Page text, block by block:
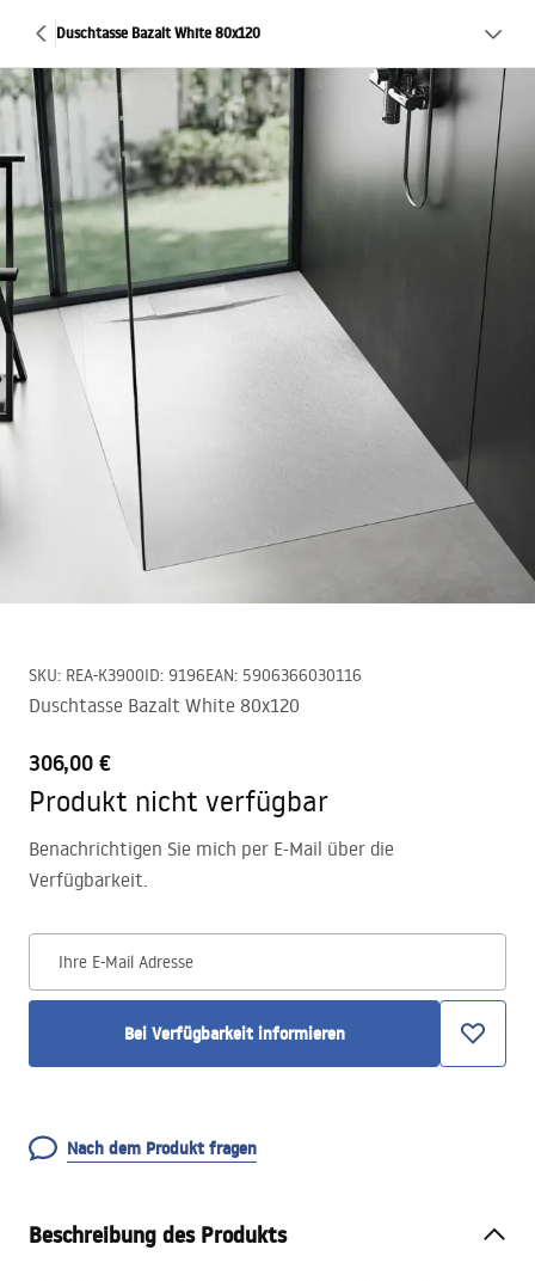
Duschtasse Bazalt White 80x120
SKU: REA-K3900ID: 9196EAN: 5906366030116
Duschtasse Bazalt White 80x120
306,00 €
Produkt nicht verfügbar
Benachrichtigen Sie mich per E-Mail über die
Verfügbarkeit.
Ihre E-Mail Adresse
Bei Verfügbarkeit informieren
Nach dem Produkt fragen
Beschreibung des Produkts